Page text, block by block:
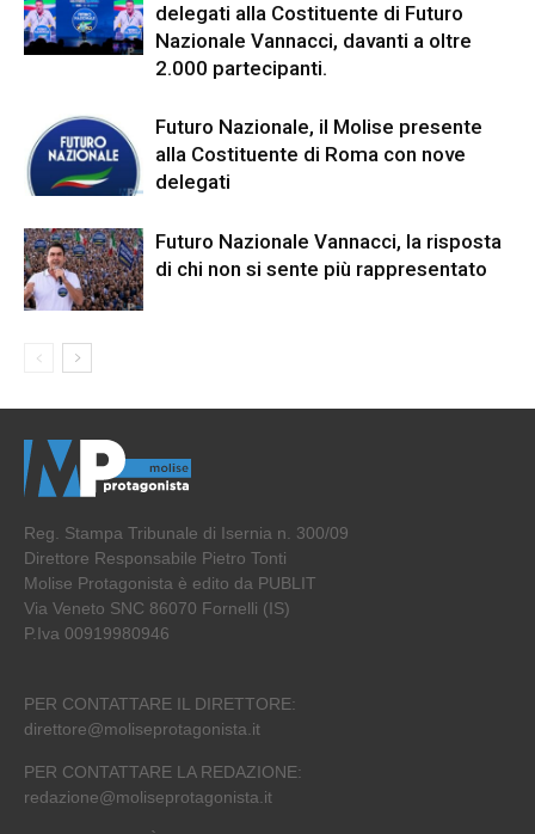
delegati alla Costituente di Futuro
Nazionale Vannacci, davanti a oltre
2.000 partecipanti.
Futuro Nazionale, il Molise presente
alla Costituente di Roma con nove
delegati
Futuro Nazionale Vannacci, la risposta
di chi non si sente più rappresentato
Reg. Stampa Tribunale di Isernia n. 300/09
Direttore Responsabile Pietro Tonti
Molise Protagonista è edito da PUBLIT
Via Veneto SNC 86070 Fornelli (IS)
P.Iva 00919980946
PER CONTATTARE IL DIRETTORE:
direttore@moliseprotagonista.it
PER CONTATTARE LA REDAZIONE:
redazione@moliseprotagonista.it